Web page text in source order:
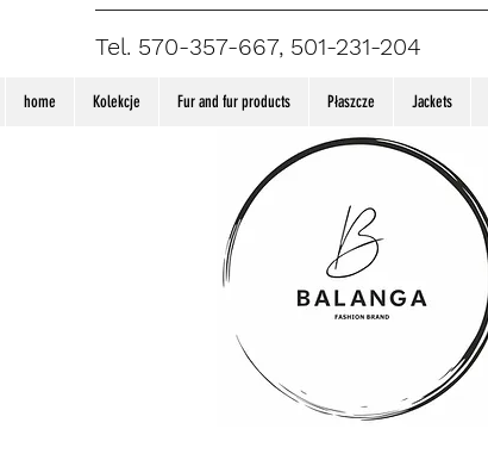
Tel. 570-357-667, 501-231-204
home Kolekcje Fur and fur products Płaszcze Jackets